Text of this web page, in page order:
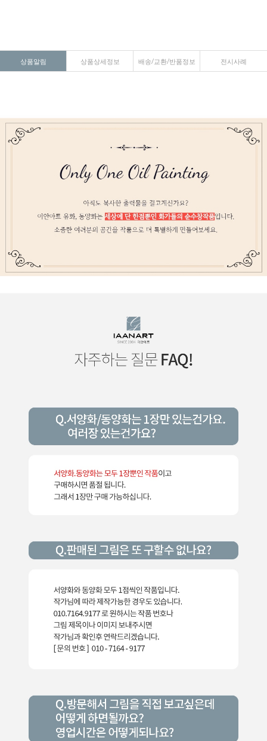
상품알림 상품상세정보 배송/교환/반품정보 전시사례